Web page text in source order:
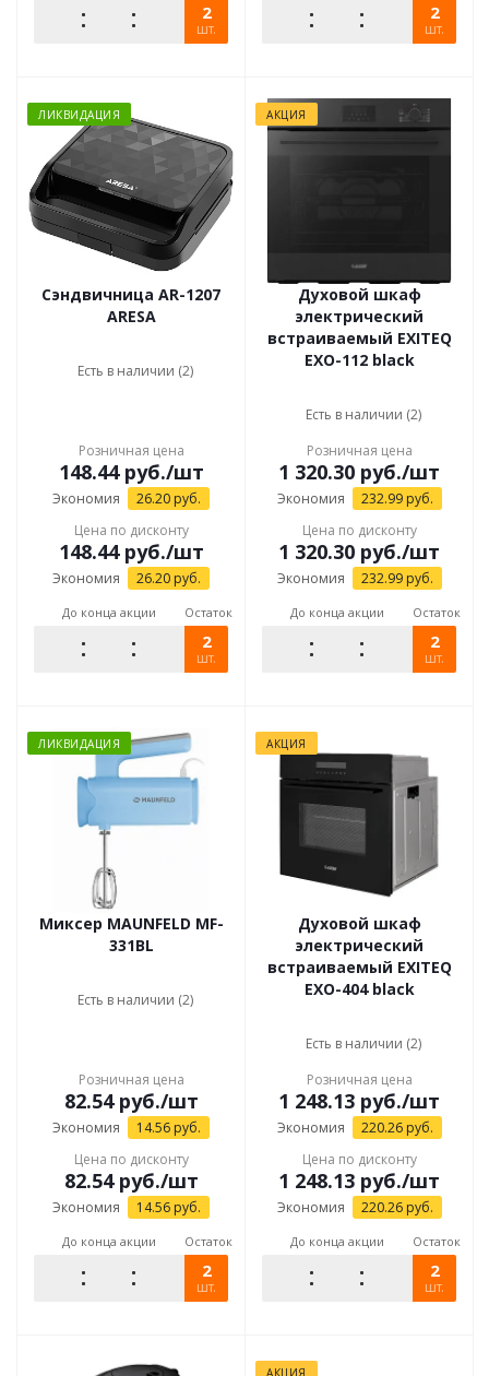
2
шт.
2
шт.
ЛИКВИДАЦИЯ
Сэндвичница AR-1207
ARESA
Есть в наличии (2)
Розничная цена
148.44руб./шт
Экономия 26.20 руб.
Цена по дисконту
148.44руб./шт
Экономия 26.20 руб.
До конца акции Остаток
2
шт.
АКЦИЯ
Духовой шкаф
электрический
встраиваемый EXITEQ
EXO-112 black
Есть в наличии (2)
Розничная цена
1 320.30 руб./шт
Экономия 232.99руб.
Цена по дисконту
1 320.30 руб./шт
Экономия 232.99руб.
До конца акции Остаток
2
шт.
ЛИКВИДАЦИЯ
Миксер MAUNFELD MF-
331BL
Есть в наличии (2)
Розничная цена
82.54руб./шт
Экономия 14.56 руб.
Цена по дисконту
82.54руб./шт
Экономия 14.56 руб.
До конца акции Остаток
2
шт.
АКЦИЯ
Духовой шкаф
электрический
встраиваемый EXITEQ
EXO-404 black
Есть в наличии (2)
Розничная цена
1 248.13 руб./шт
Экономия 220.26руб.
Цена по дисконту
1 248.13 руб./шт
Экономия 220.26руб.
До конца акции Остаток
2
шт.
АКЦИЯ